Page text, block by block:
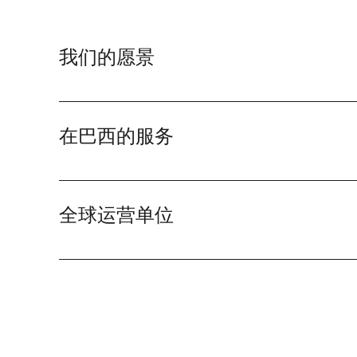
我们的愿景
我们重视最好的服务质量、速度和对客户的关注，始
在巴西的服务
在巴西，我们的总部位于圣保罗州海岸的桑托斯市，
提供矿物 X 射线分析和工业过程监控服务。
全球运营单位
Alex Stewart International 在美洲、欧洲和西方的主